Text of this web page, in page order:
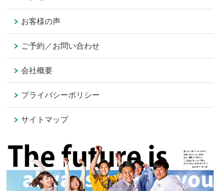
お客様の声
ご予約／お問い合わせ
会社概要
プライバシーポリシー
サイトマップ